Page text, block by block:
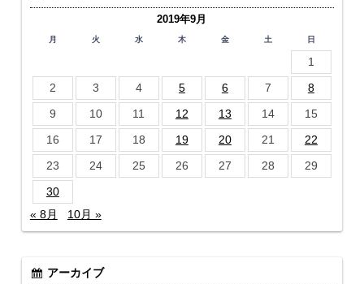
2019年9月
月 火 水 木 金 土 日
1
2
3 4 5 6 7
8
9
10 11 12 13 14
15
16
17 18 19 20 21
22
23
24 25 26 27 28
29
30
« 8月
10月 »
アーカイブ